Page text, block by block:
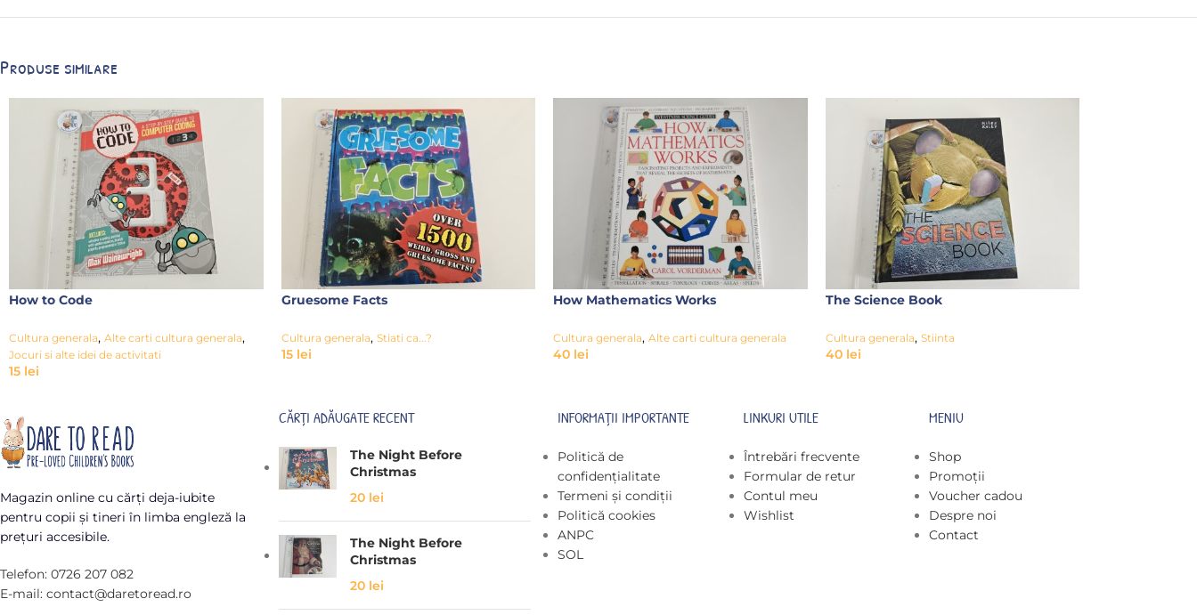
Produse similare
How to Code
Cultura generala, Alte carti cultura generala,
Jocuri si alte idei de activitati
15 lei
Gruesome Facts
Cultura generala, Stiati ca...?
15 lei
How Mathematics Works
Cultura generala, Alte carti cultura generala
40 lei
The Science Book
Cultura generala, Stiinta
40 lei
Magazin online cu cărți deja-iubite
pentru copii și tineri în limba engleză la
prețuri accesibile.
Telefon: 0726 207 082
E-mail: contact@daretoread.ro
CĂRȚI ADĂUGATE RECENT
The Night Before
Christmas
20 lei
The Night Before
Christmas
20 lei
INFORMAȚII IMPORTANTE
Politică de
confidențialitate
Termeni și condiții
Politică cookies
ANPC
SOL
LINKURI UTILE
Întrebări frecvente
Formular de retur
Contul meu
Wishlist
MENIU
Shop
Promoții
Voucher cadou
Despre noi
Contact